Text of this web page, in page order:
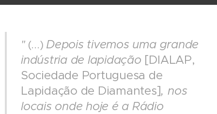
" (...) Depois tivemos uma grande
indústria de lapidação [DIALAP,
Sociedade Portuguesa de
Lapidação de Diamantes], nos
locais onde hoje é a Rádio